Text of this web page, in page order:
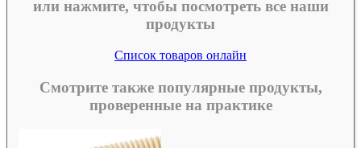
или нажмите, чтобы посмотреть все наши
продукты
Список товаров онлайн
Смотрите также популярные продукты,
проверенные на практике